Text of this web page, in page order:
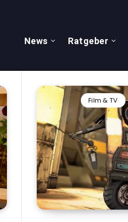
News Ratgeber
Film & TV